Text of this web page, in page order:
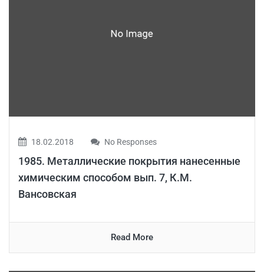
18.02.2018 No Responses
1985. Металлические покрытия нанесенные
химическим способом вып. 7, К.М.
Вансовская
Read More